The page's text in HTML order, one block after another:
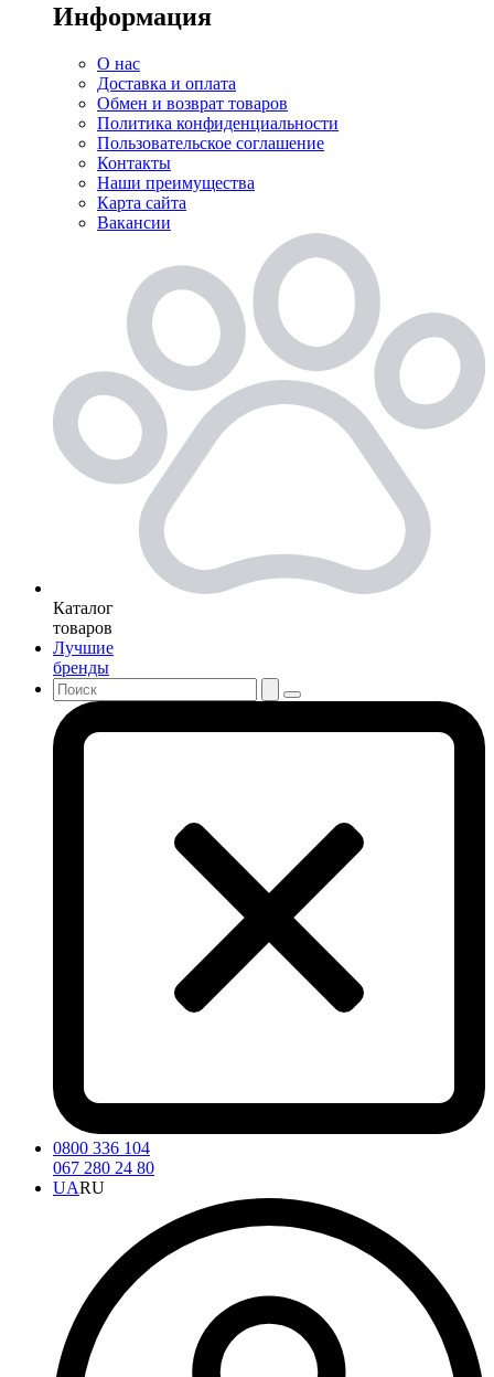
Информация
О нас
Доставка и оплата
Обмен и возврат товаров
Политика конфиденциальности
Пользовательское соглашение
Контакты
Наши преимущества
Карта сайта
Вакансии
Каталог
товаров
Лучшие
бренды
0800 336 104
067 280 24 80
UARU